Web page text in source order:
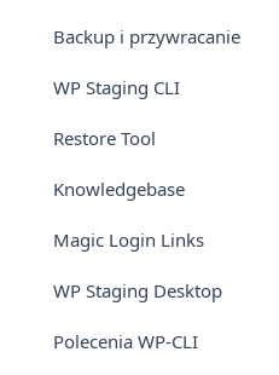
Backup i przywracanie
WP Staging CLI
Restore Tool
Knowledgebase
Magic Login Links
WP Staging Desktop
Polecenia WP-CLI